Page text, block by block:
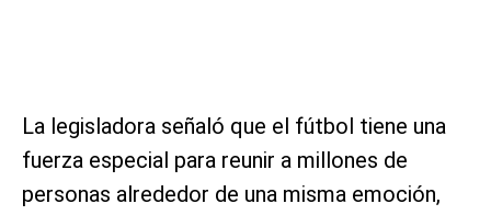
La legisladora señaló que el fútbol tiene una
fuerza especial para reunir a millones de
personas alrededor de una misma emoción,